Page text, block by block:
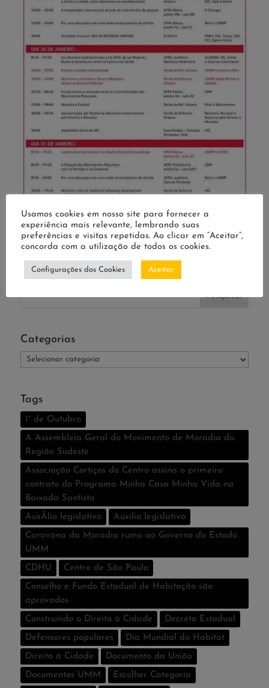
Pesquisar
Categorias
Categorias
Tags
1° de Outubro
A Assembleia Geral do Movimento de Moradia da
Região Sudeste
Associação Cortiços do Centro assina o primeiro
contrato do Programa Minha Casa Minha Vida na
Baixada Santista
AuxÃ­lio legislativo Auxí­lio legislativo
Caravana da Moradia rumo ao Governo do Estado
UMM
CDHU Centro de São Paulo
Conselho e Fundo Estadual de Habitação são
aprovados
Construindo o Direito à Cidade Decreto Estadual
Defensores populares Dia Mundial do Habitat
Direito à Cidade Documento da União
Documentos UMM Escolher Categoria
Usamos cookies em nosso site para fornecer a
experiência mais relevante, lembrando suas
preferências e visitas repetidas. Ao clicar em “Aceitar”,
concorda com a utilização de todos os cookies.
Configurações dos Cookies Aceitar